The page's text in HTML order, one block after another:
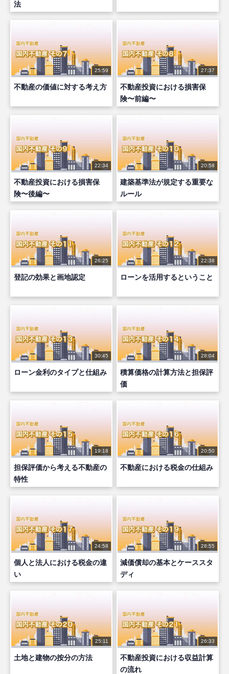
法
25:59
不動産の価値に対する考え方
27:37
不動産投資における損害保
険〜前編〜
22:34
不動産投資における損害保
険〜後編〜
20:58
建築基準法が規定する重要な
ルール
26:25
登記の効果と画地認定
22:38
ローンを活用するということ
30:45
ローン金利のタイプと仕組み
28:04
積算価格の計算方法と担保評
価
19:18
担保評価から考える不動産の
特性
20:50
不動産における税金の仕組み
24:58
個人と法人における税金の違
い
28:55
減価償却の基本とケーススタ
ディ
25:11
土地と建物の按分の方法
26:33
不動産投資における収益計算
の流れ